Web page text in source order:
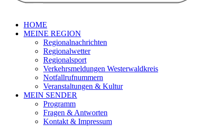
HOME
MEINE REGION
Regionalnachrichten
Regionalwetter
Regionalsport
Verkehrsmeldungen Westerwaldkreis
Notfallrufnummern
Veranstaltungen & Kultur
MEIN SENDER
Programm
Fragen & Antworten
Kontakt & Impressum